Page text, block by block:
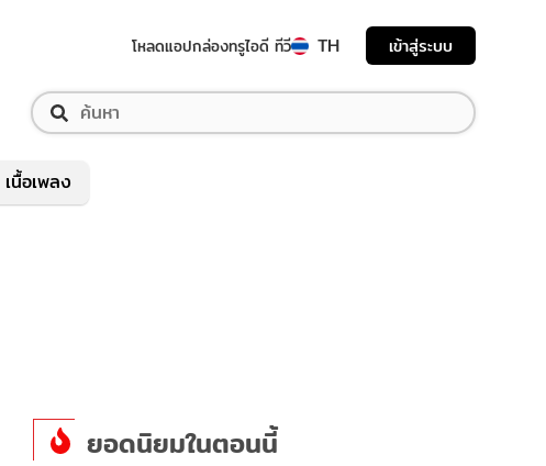
โหลดแอปกล่องทรูไอดี ทีวี TH เข้าสู่ระบบ
เนื้อเพลง
ยอดนิยมในตอนนี้